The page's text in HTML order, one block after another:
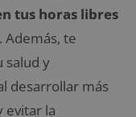
tus horas libres
. Además, te
salud y
desarrollar más
evitar la